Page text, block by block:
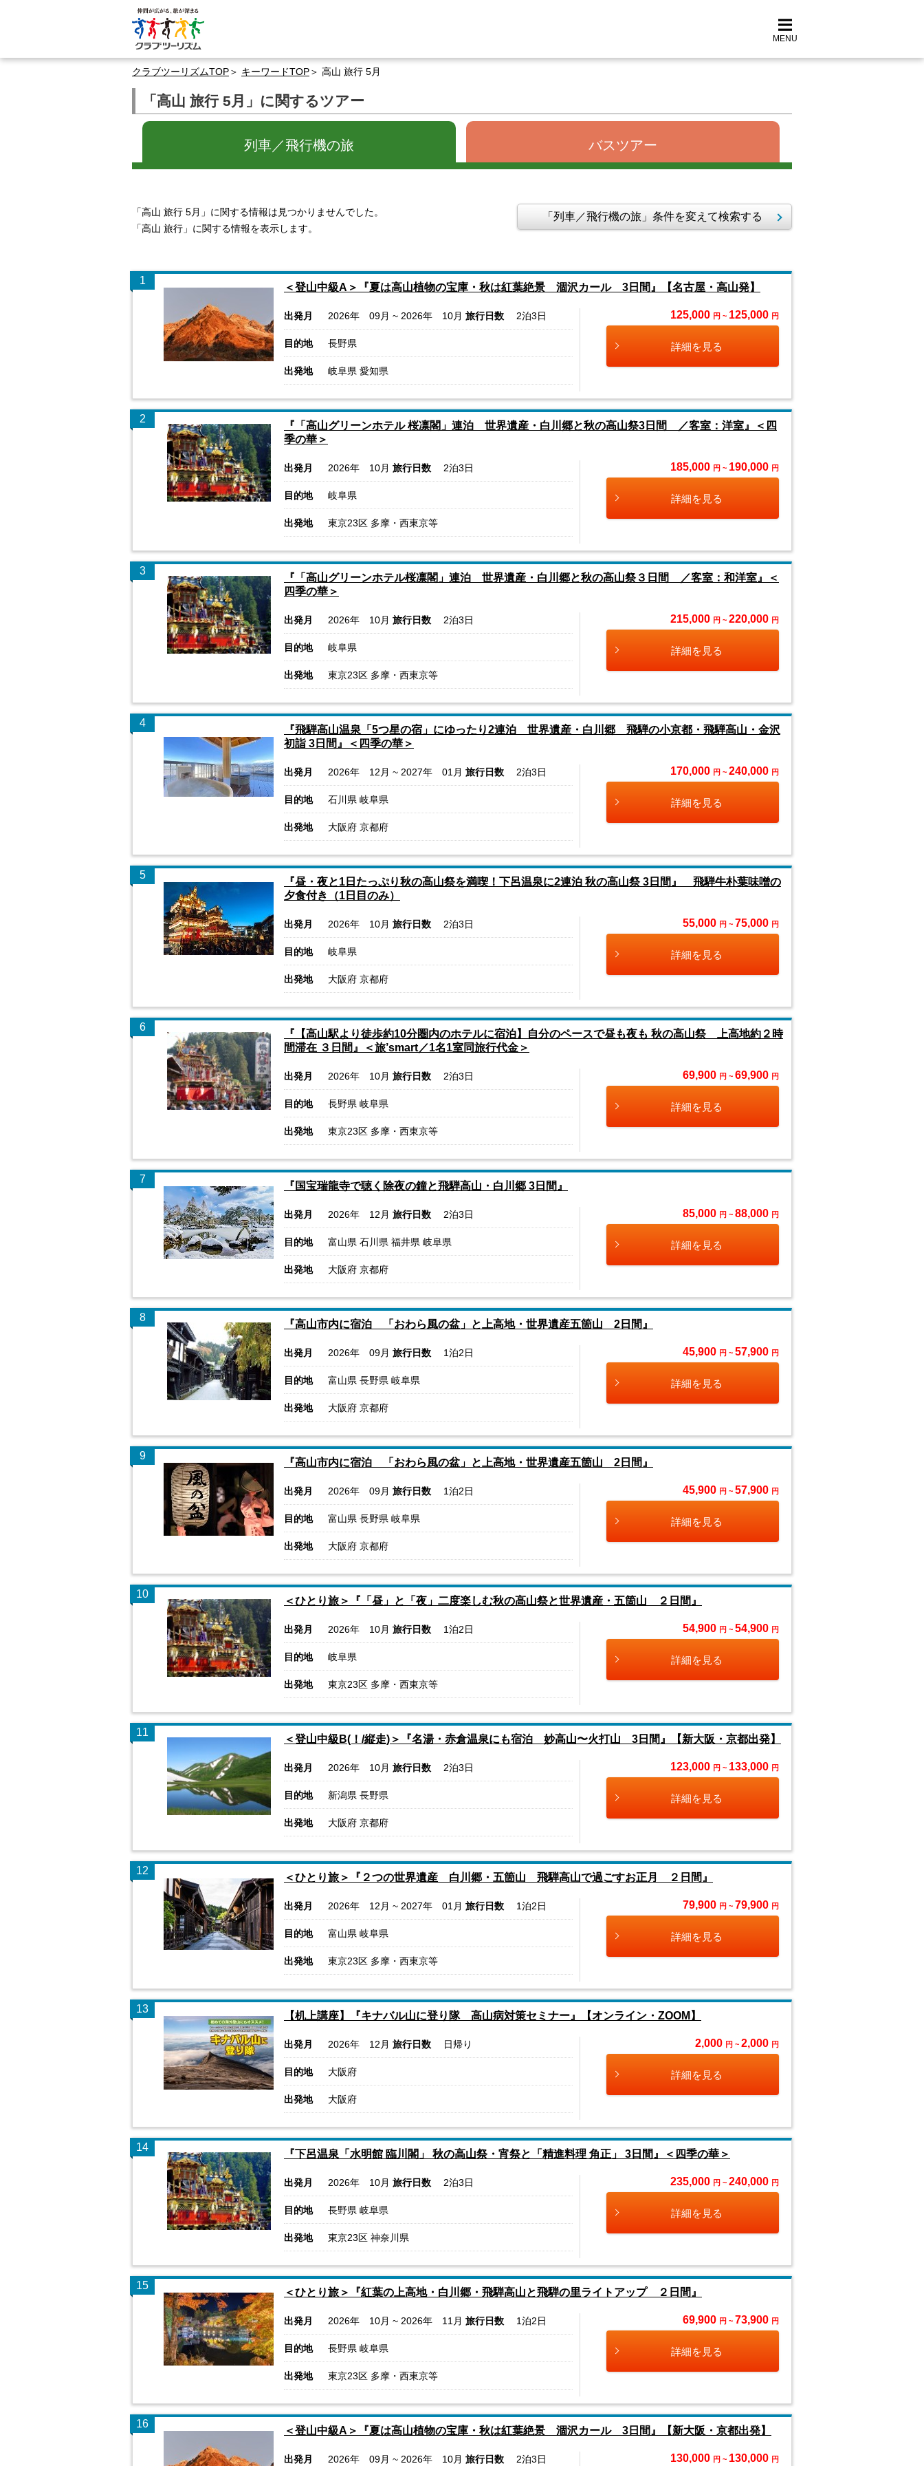
MENU
クラブツーリズムTOP キーワードTOP 高山 旅行 5月
「高山 旅行 5月」に関するツアー
列車／飛行機の旅 バスツアー
「高山 旅行 5月」に関する情報は見つかりませんでした。
「高山 旅行」に関する情報を表示します。
「列車／飛行機の旅」条件を変えて検索する
1
＜登山中級A＞『夏は高山植物の宝庫・秋は紅葉絶景 涸沢カール 3日間』【名古屋・高山発】
出発月 2026年 09月 ~ 2026年 10月 旅行日数 2泊3日
目的地 長野県
出発地 岐阜県 愛知県
125,000 円 ~ 125,000 円
詳細を見る
2
『「高山グリーンホテル 桜凛閣」連泊 世界遺産・白川郷と秋の高山祭3日間 ／客室：洋室』＜四
季の華＞
出発月 2026年 10月 旅行日数 2泊3日
目的地 岐阜県
出発地 東京23区 多摩・西東京等
185,000 円 ~ 190,000 円
詳細を見る
3
『「高山グリーンホテル桜凛閣」連泊 世界遺産・白川郷と秋の高山祭３日間 ／客室：和洋室』＜
四季の華＞
出発月 2026年 10月 旅行日数 2泊3日
目的地 岐阜県
出発地 東京23区 多摩・西東京等
215,000 円 ~ 220,000 円
詳細を見る
4
『飛騨高山温泉「5つ星の宿」にゆったり2連泊 世界遺産・白川郷 飛騨の小京都・飛騨高山・金沢
初詣 3日間』＜四季の華＞
出発月 2026年 12月 ~ 2027年 01月 旅行日数 2泊3日
目的地 石川県 岐阜県
出発地 大阪府 京都府
170,000 円 ~ 240,000 円
詳細を見る
5
『昼・夜と1日たっぷり秋の高山祭を満喫！下呂温泉に2連泊 秋の高山祭 3日間』 飛騨牛朴葉味噌の
夕食付き（1日目のみ）
出発月 2026年 10月 旅行日数 2泊3日
目的地 岐阜県
出発地 大阪府 京都府
55,000 円 ~ 75,000 円
詳細を見る
6
『【高山駅より徒歩約10分圏内のホテルに宿泊】自分のペースで昼も夜も 秋の高山祭 上高地約２時
間滞在 ３日間』＜旅’smart／1名1室同旅行代金＞
出発月 2026年 10月 旅行日数 2泊3日
目的地 長野県 岐阜県
出発地 東京23区 多摩・西東京等
69,900 円 ~ 69,900 円
詳細を見る
7
『国宝瑞龍寺で聴く除夜の鐘と飛騨高山・白川郷 3日間』
出発月 2026年 12月 旅行日数 2泊3日
目的地 富山県 石川県 福井県 岐阜県
出発地 大阪府 京都府
85,000 円 ~ 88,000 円
詳細を見る
8
『高山市内に宿泊 「おわら風の盆」と上高地・世界遺産五箇山 2日間』
出発月 2026年 09月 旅行日数 1泊2日
目的地 富山県 長野県 岐阜県
出発地 大阪府 京都府
45,900 円 ~ 57,900 円
詳細を見る
9
『高山市内に宿泊 「おわら風の盆」と上高地・世界遺産五箇山 2日間』
出発月 2026年 09月 旅行日数 1泊2日
目的地 富山県 長野県 岐阜県
出発地 大阪府 京都府
45,900 円 ~ 57,900 円
詳細を見る
10
＜ひとり旅＞『「昼」と「夜」二度楽しむ秋の高山祭と世界遺産・五箇山 ２日間』
出発月 2026年 10月 旅行日数 1泊2日
目的地 岐阜県
出発地 東京23区 多摩・西東京等
54,900 円 ~ 54,900 円
詳細を見る
11
＜登山中級B(！/縦走)＞『名湯・赤倉温泉にも宿泊 妙高山〜火打山 3日間』【新大阪・京都出発】
出発月 2026年 10月 旅行日数 2泊3日
目的地 新潟県 長野県
出発地 大阪府 京都府
123,000 円 ~ 133,000 円
詳細を見る
12
＜ひとり旅＞『２つの世界遺産 白川郷・五箇山 飛騨高山で過ごすお正月 ２日間』
出発月 2026年 12月 ~ 2027年 01月 旅行日数 1泊2日
目的地 富山県 岐阜県
出発地 東京23区 多摩・西東京等
79,900 円 ~ 79,900 円
詳細を見る
13
【机上講座】『キナバル山に登り隊 高山病対策セミナー』【オンライン・ZOOM】
出発月 2026年 12月 旅行日数 日帰り
目的地 大阪府
出発地 大阪府
2,000 円 ~ 2,000 円
詳細を見る
14
『下呂温泉「水明館 臨川閣」 秋の高山祭・宵祭と「精進料理 角正」 3日間』＜四季の華＞
出発月 2026年 10月 旅行日数 2泊3日
目的地 長野県 岐阜県
出発地 東京23区 神奈川県
235,000 円 ~ 240,000 円
詳細を見る
15
＜ひとり旅＞『紅葉の上高地・白川郷・飛騨高山と飛騨の里ライトアップ ２日間』
出発月 2026年 10月 ~ 2026年 11月 旅行日数 1泊2日
目的地 長野県 岐阜県
出発地 東京23区 多摩・西東京等
69,900 円 ~ 73,900 円
詳細を見る
16
＜登山中級A＞『夏は高山植物の宝庫・秋は紅葉絶景 涸沢カール 3日間』【新大阪・京都出発】
出発月 2026年 09月 ~ 2026年 10月 旅行日数 2泊3日 130,000 円 ~ 130,000 円